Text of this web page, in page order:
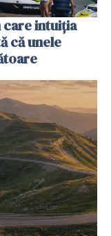
care intuiția
că unele